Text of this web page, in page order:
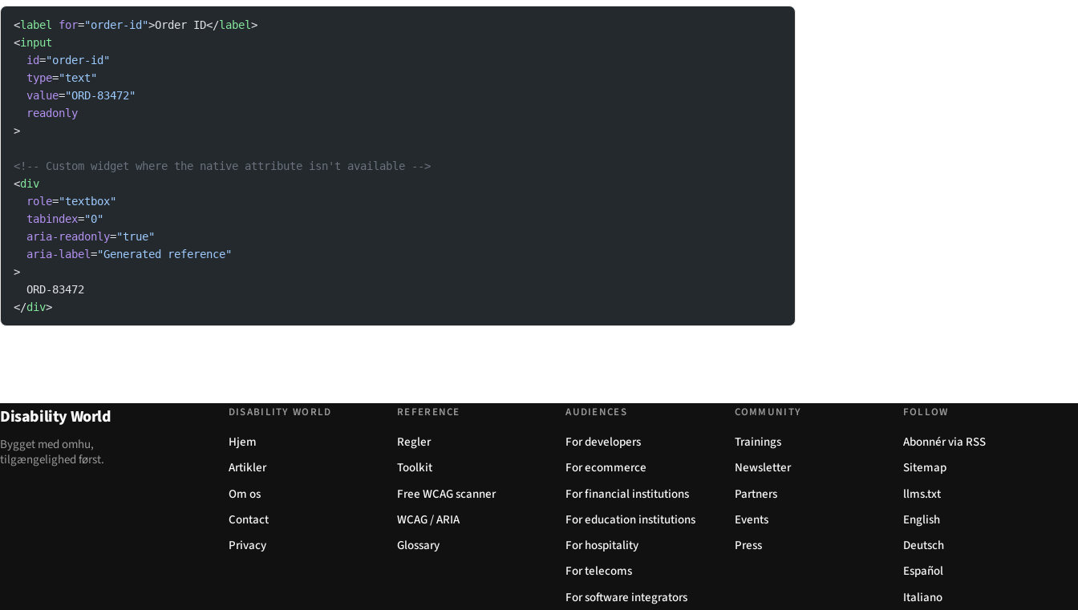
<label for="order-id">Order ID</label>
<input
  id
="order-id"
  type
="text"
  value
="ORD-83472"
  readonly
>
<!-- Custom widget where the native attribute isn't available -->
<div
  role
="textbox"
  tabindex
="0"
  aria-readonly
="true"
  aria-label
="Generated reference"
>
  ORD-83472
</div>
Disability World
Bygget med omhu,
tilgængelighed først.
DISABILITY WORLD
Hjem
Artikler
Om os
Contact
Privacy
REFERENCE
Regler
Toolkit
Free WCAG scanner
WCAG / ARIA
Glossary
AUDIENCES
For developers
For ecommerce
For financial institutions
For education institutions
For hospitality
For telecoms
For software integrators
COMMUNITY
Trainings
Newsletter
Partners
Events
Press
FOLLOW
Abonnér via RSS
Sitemap
llms.txt
English
Deutsch
Español
Italiano